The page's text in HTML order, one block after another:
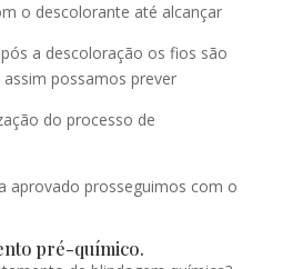
o descolorante até alcançar
a descoloração os fios são
possamos prever
do processo de
aprovado prosseguimos com o
pré-químico.